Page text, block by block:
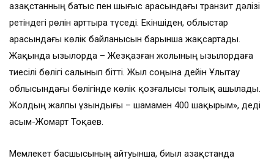
Қазақстанның батыс пен шығыс арасындағы транзит дәлізі
ретіндегі рөлін арттыра түседі. Екіншіден, облыстар
арасындағы көлік байланысын барынша жақсартады.
Жақында Қызылорда – Жезқазған жолының Қызылордаға
тиесілі бөлігі салынып бітті. Жыл соңына дейін Ұлытау
облысындағы бөлігінде көлік қозғалысы толық ашылады.
Жолдың жалпы ұзындығы – шамамен 400 шақырым», деді
Қасым-Жомарт Тоқаев.
Мемлекет басшысының айтуынша, биыл Қазақстанда